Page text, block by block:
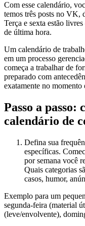
Com esse calendário,
temos três posts no VK,
Terça e sexta estão
de última hora.
Um calendário de
em um processo
começa a trabalhar de
preparado com
exatamente no momento
Passo a
calendário de
Defina sua
específicas.
por semana você
Quais categorias
casos, humor,
Exemplo para um
segunda-feira (material
(leve/envolvente),